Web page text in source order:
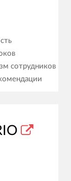
сотрудников